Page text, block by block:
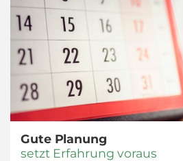
Gute Pla­nung
setzt Er­fah­rung vor­aus